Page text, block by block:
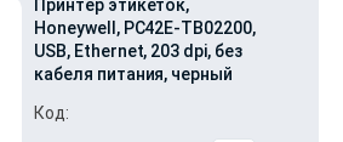
Принтер этикеток,
Honeywell, PC42E-TB02200,
USB, Ethernet, 203 dpi, без
кабеля питания, черный
Код: